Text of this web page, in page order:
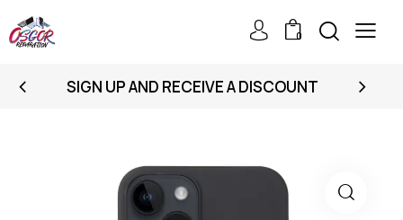
0
SIGN UP AND RECEIVE A DISCOUNT